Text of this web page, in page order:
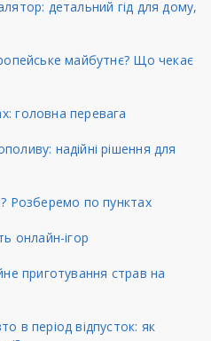
детальний гід для дому,
майбутнє? Що чекає
головна перевага
надійні рішення для
Розберемо по пунктах
онлайн-ігор
приготування страв на
в період відпусток: як